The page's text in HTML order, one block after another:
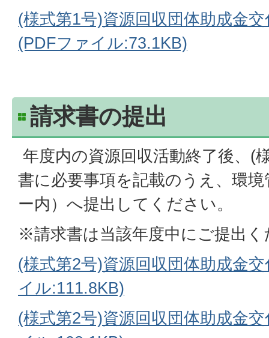
(様式第1号)資源回収団体助成金交
(PDFファイル:73.1KB)
請求書の提出
年度内の資源回収活動終了後、(
書に必要事項を記載のうえ、環
ー内）へ提出してください。
※請求書は当該年度中にご提出く
(様式第2号)資源回収団体助成金
イル:111.8KB)
(様式第2号)資源回収団体助成金